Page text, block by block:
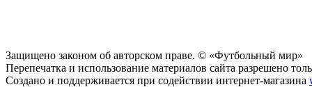
Защищено законом об авторском праве. © «Футбольный мир»
Перепечатка и использование материалов сайта разрешено
Создано и поддерживается при содействии интернет-магазина